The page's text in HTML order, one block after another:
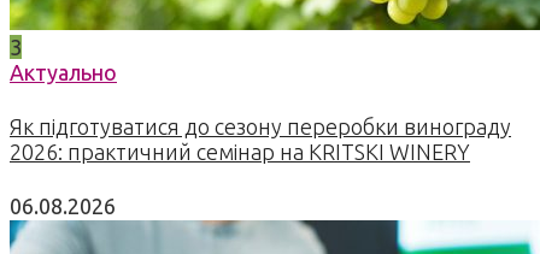
3
Актуально
Як підготуватися до сезону переробки винограду
2026: практичний семінар на KRITSKI WINERY
06.08.2026